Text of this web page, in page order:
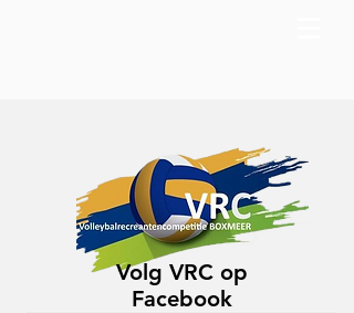
Volg VRC op
Facebook